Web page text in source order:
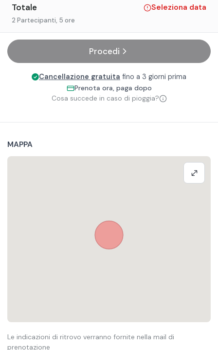
Totale Seleziona data
2 Partecipanti, 5 ore
Procedi
Cancellazione gratuita fino a 3 giorni prima
Prenota ora, paga dopo
Cosa succede in caso di pioggia?
MAPPA
Le indicazioni di ritrovo verranno fornite nella mail di
prenotazione